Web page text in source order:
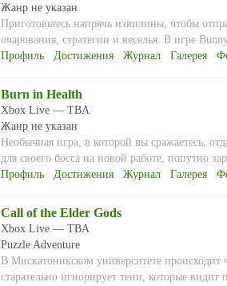
Жанр не указан
Приготовьтесь напрячь извилины, чтобы
очарования, стратегии и веселья. В игре
Профиль
Достижения Журнал Галерея
Burn in Health
Xbox Live — TBA
Жанр не указан
Необычная игра, в которой вы сражаетесь,
для своего босса на новой работе, попутно
Профиль
Достижения Журнал Галерея
Call of the Elder Gods
Xbox Live — TBA
Puzzle Adventure
В Мискатоникском университете
старательно игнорирует тени, которые